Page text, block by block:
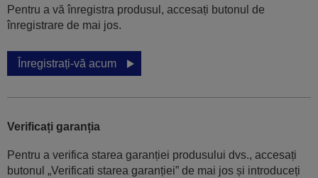
Pentru a vă înregistra produsul, accesați butonul de
înregistrare de mai jos.
Înregistrați-vă acum
Verificați garanția
Pentru a verifica starea garanției produsului dvs., accesați
butonul „Verificati starea garanției” de mai jos și introduceți